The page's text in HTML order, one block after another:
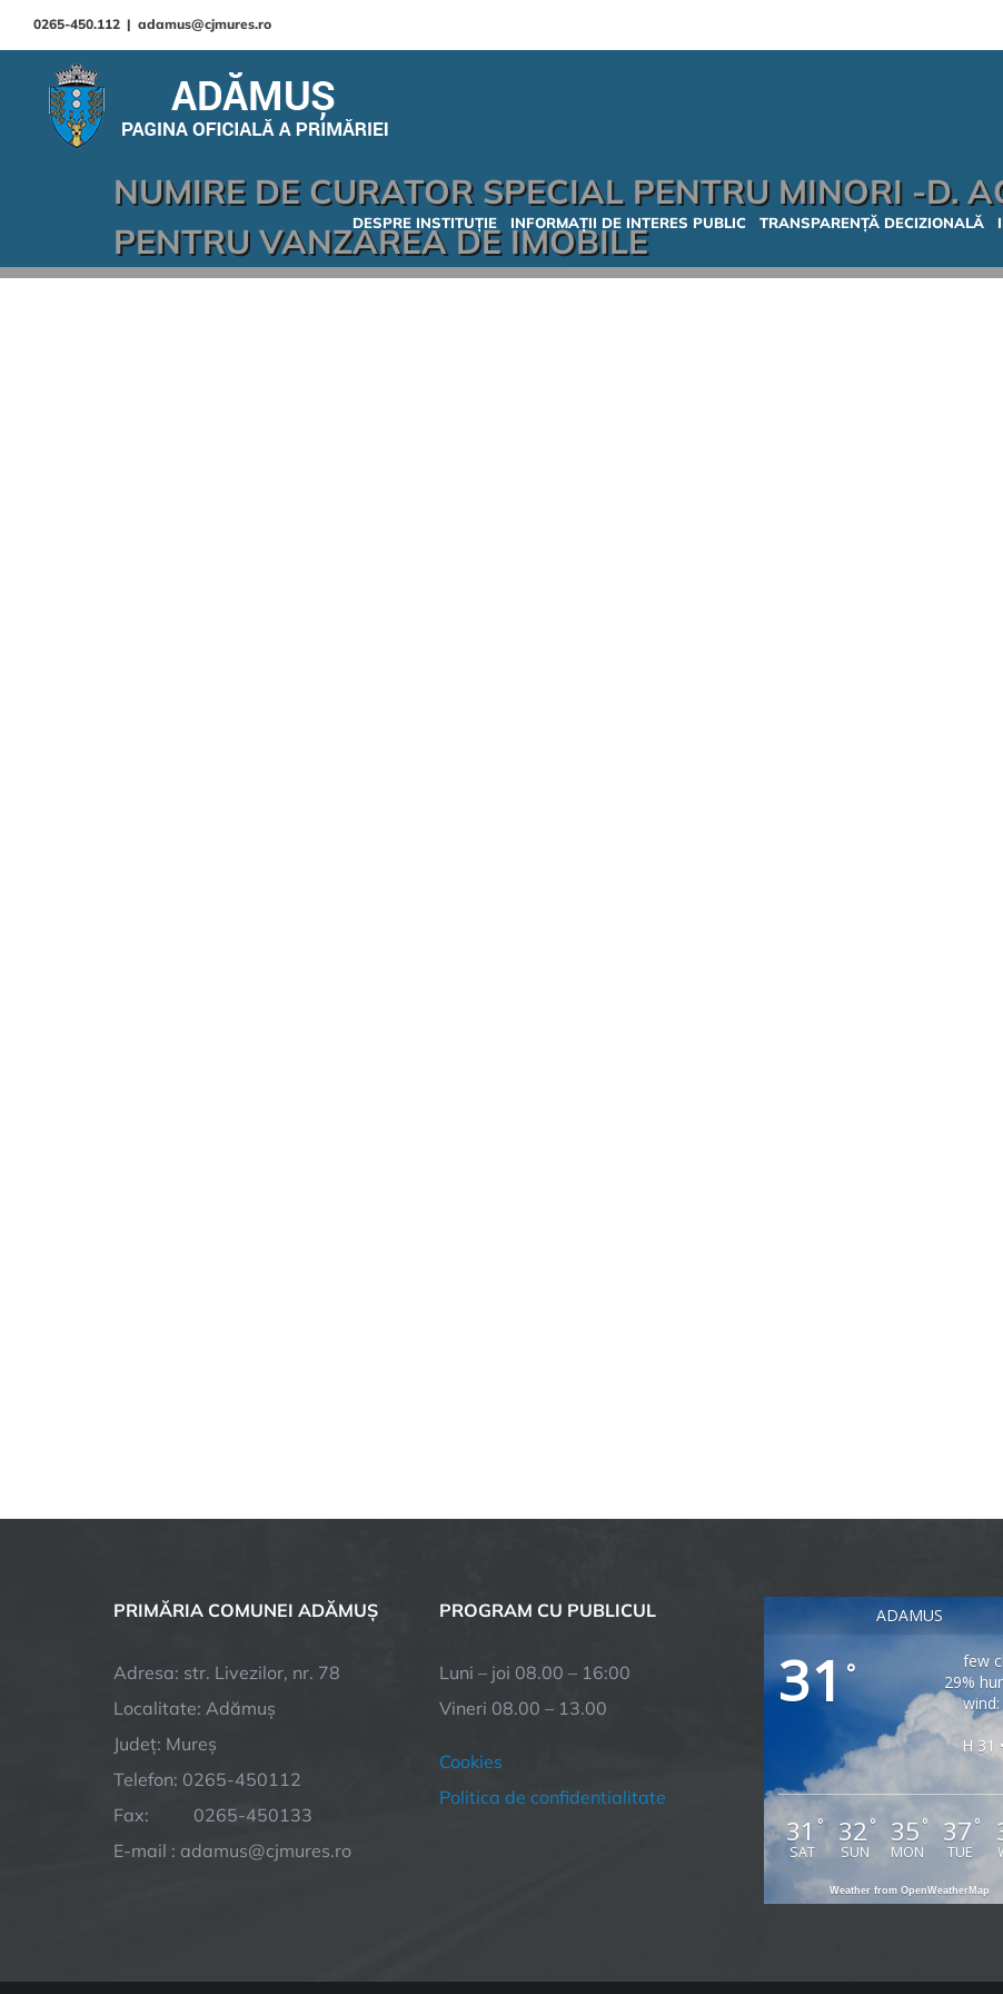
0265-450.112 | adamus@cjmures.ro
DESPRE INSTITUȚIE INFORMAȚII DE INTERES PUBLIC TRANSPARENȚĂ DECIZIONALĂ
NUMIRE DE CURATOR SPECIAL PENTRU MINORI -D.
PENTRU VANZAREA DE IMOBILE
PRIMĂRIA COMUNEI ADĂMUȘ
Adresa: str. Livezilor, nr. 78
Localitate: Adămuș
Județ: Mureș
Telefon: 0265-450112
Fax: 0265-450133
E-mail : adamus@cjmures.ro
PROGRAM CU PUBLICUL
Luni – joi 08.00 – 16:00
Vineri 08.00 – 13.00
Cookies
Politica de confidentialitate
ADAMUS
31°
few
29%
H 31
31 °
SAT
32 °
SUN
35 °
MON
37 °
TUE
Weather from OpenWeatherMap